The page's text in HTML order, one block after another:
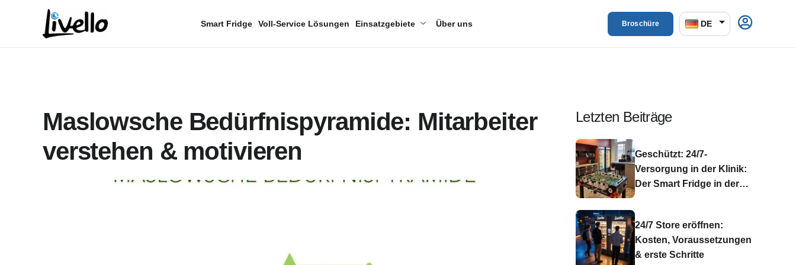
Smart Fridge Voll-Service Lösungen Einsatzgebiete Über uns Broschüre DE
Maslowsche Bedürfnispyramide: Mitarbeiter
verstehen & motivieren
Letzten Beiträge
Geschützt: 24/7-
Versorgung in der Klinik:
Der Smart Fridge in der
24/7 Store eröffnen:
Kosten, Voraussetzungen
& erste Schritte